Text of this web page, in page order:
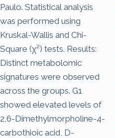
Paulo. Statistical analysis
was performed using
Kruskal-Wallis and Chi-
Square (χ²) tests. Results:
Distinct metabolomic
signatures were observed
across the groups. G1
showed elevated levels of
2,6-Dimethylmorpholine-4-
carbothioic acid, D-